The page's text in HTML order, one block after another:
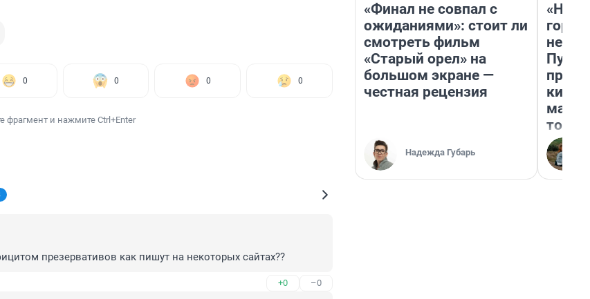
0 0 0 0
фрагмент и нажмите Ctrl+Enter
презервативов как пишут на некоторых сайтах??
+0 –0
«Финал не совпал с
ожиданиями»: стоит ли
смотреть фильм
«Старый орел» на
большом экране —
честная рецензия
Надежда Губарь
«Нет
того